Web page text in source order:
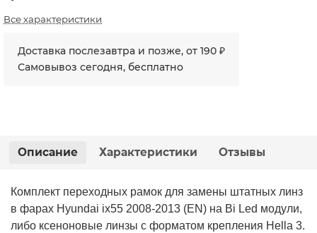
Все характеристики
Доставка послезавтра и позже, от 190 ₽
Самовывоз сегодня, бесплатно
Описание Характеристики Отзывы
Комплект переходных рамок для замены штатных линз
в фарах Hyundai ix55 2008-2013 (EN) на Bi Led модули,
либо ксеноновые линзы с форматом крепления Hella 3.